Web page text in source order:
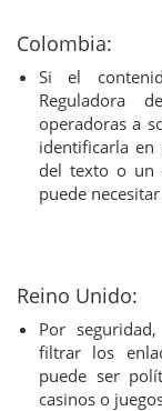
Colombia:
Si el
Reguladora
operadoras a
identificarla
del texto o un
puede
Reino Unido:
Por
filtrar los
puede ser
casinos o